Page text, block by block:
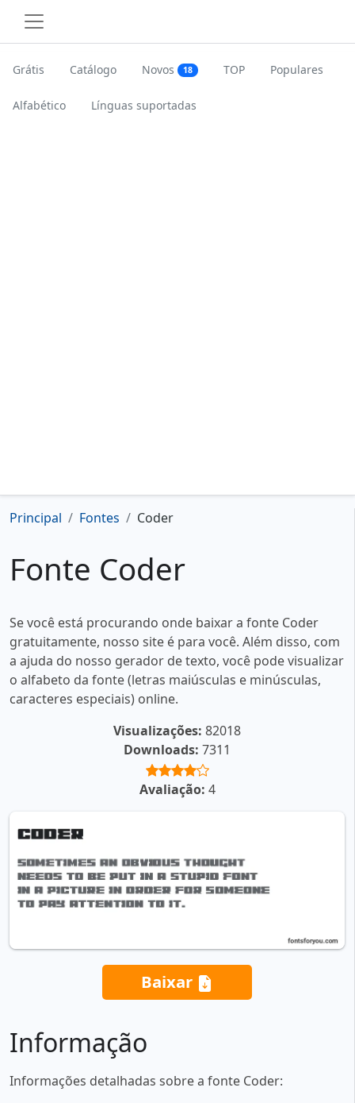
Grátis Catálogo Novos 18 TOP Populares
Alfabético Línguas suportadas
Principal Fontes Coder
Fonte Coder
Se você está procurando onde baixar a fonte Coder
gratuitamente, nosso site é para você. Além disso, com
a ajuda do nosso gerador de texto, você pode visualizar
o alfabeto da fonte (letras maiúsculas e minúsculas,
caracteres especiais) online.
Visualizações: 82018
Downloads: 7311
Avaliação: 4
Baixar
Informação
Informações detalhadas sobre a fonte Coder: